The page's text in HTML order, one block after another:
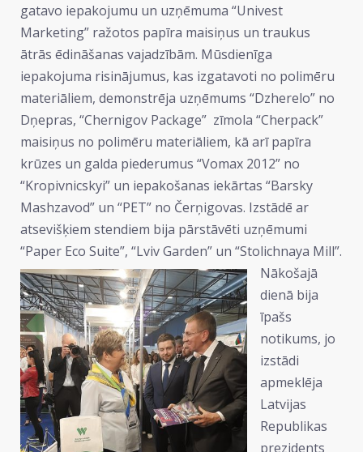
gatavo iepakojumu un uzņēmuma “Univest
Marketing” ražotos papīra maisiņus un traukus
ātrās ēdināšanas vajadzībām. Mūsdienīga
iepakojuma risinājumus, kas izgatavoti no polimēru
materiāliem, demonstrēja uzņēmums “Dzherelo” no
Dņepras, “Chernigov Package” zīmola “Cherpack”
maisiņus no polimēru materiāliem, kā arī papīra
krūzes un galda piederumus “Vomax 2012” no
“Kropivnicskyi” un iepakošanas iekārtas “Barsky
Mashzavod” un “PET” no Čerņigovas. Izstādē ar
atsevišķiem stendiem bija pārstāvēti uzņēmumi
“Paper Eco Suite”, “Lviv Garden” un “Stolichnaya Mill”.
Nākošajā
dienā bija
īpašs
notikums, jo
izstādi
apmeklēja
Latvijas
Republikas
prezidents